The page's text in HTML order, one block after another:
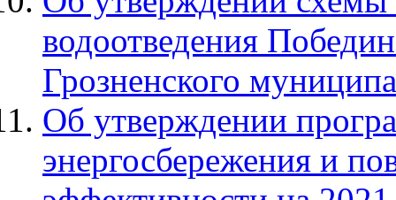
водоотведения
Грозненского
Об утверждении
энергосбережения и